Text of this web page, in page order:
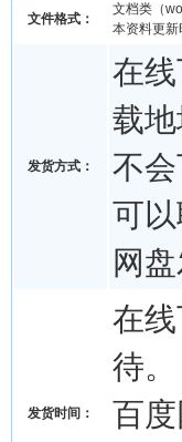
文件格式：
文档类（
本资料更
发货方式：
在
载
不
可
网盘
发货时间：
在
待。
百